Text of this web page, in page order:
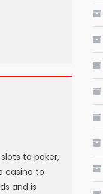
to poker,
casino to
and is